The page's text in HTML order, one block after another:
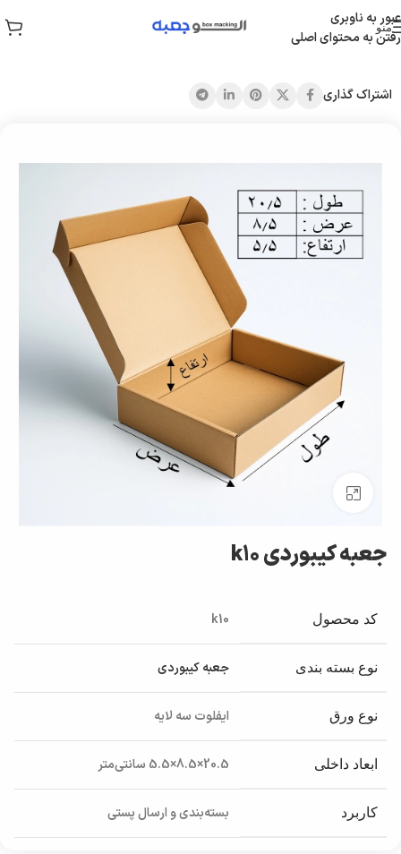
عبور به ناوبری
رفتن به محتوای اصلی
منو
خانه/جعبه کیبوردی
اشتراک گذاری
جعبه کیبوردی k10
کد محصول k10
نوع بسته بندی جعبه کیبوردی
نوع ورق ایفلوت سه لایه
ابعاد داخلی 20.5×8.5×5.5 سانتی‌متر
کاربرد بسته‌بندی و ارسال پستی